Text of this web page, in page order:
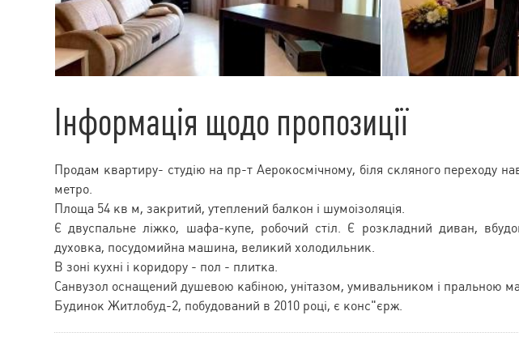
Інформація щодо пропозиції
Продам квартиру- студію на пр-т Аерокосмічному, біля скляного переходу
метро.
Площа 54 кв м, закритий, утеплений балкон і шумоізоляція.
Є двуспальне ліжко, шафа-купе, робочий стіл. Є розкладний диван,
духовка, посудомийна машина, великий холодильник.
В зоні кухні і коридору - пол - плитка.
Санвузол оснащений душевою кабіною, унітазом, умивальником і пральною
Будинок Житлобуд-2, побудований в 2010 році, є конс"єрж.